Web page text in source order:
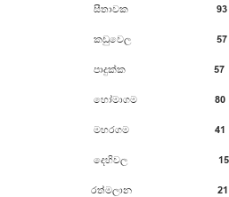
සීතාවක 93
කඩුවෙල 57
පාදුක්ක 57
හෝමාගම 80
මහරගම 41
දෙහිවල 15
රත්මලාන 21